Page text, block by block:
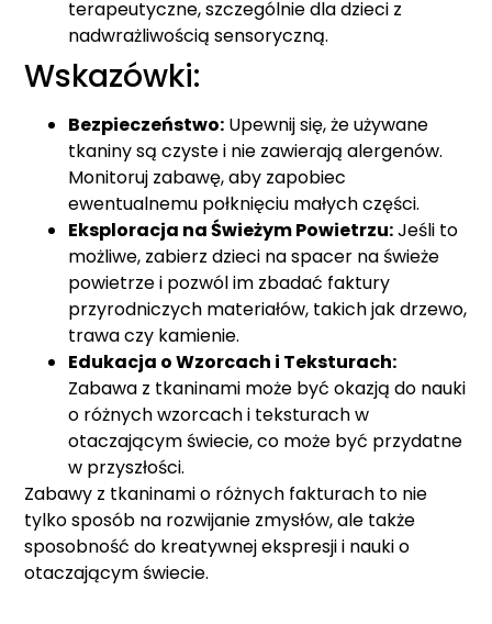
terapeutyczne, szczególnie dla dzieci z
nadwrażliwością sensoryczną.
Wskazówki:
Bezpieczeństwo: Upewnij się, że używane
tkaniny są czyste i nie zawierają alergenów.
Monitoruj zabawę, aby zapobiec
ewentualnemu połknięciu małych części.
Eksploracja na Świeżym Powietrzu:Jeśli to
możliwe, zabierz dzieci na spacer na świeże
powietrze i pozwól im zbadać faktury
przyrodniczych materiałów, takich jak drzewo,
trawa czy kamienie.
Edukacja o Wzorcach i Teksturach:
Zabawa z tkaninami może być okazją do nauki
o różnych wzorcach i teksturach w
otaczającym świecie, co może być przydatne
w przyszłości.
Zabawy z tkaninami o różnych fakturach to nie
tylko sposób na rozwijanie zmysłów, ale także
sposobność do kreatywnej ekspresji i nauki o
otaczającym świecie.